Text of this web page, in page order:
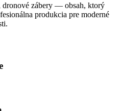
zábery — obsah, ktorý
produkcia pre moderné